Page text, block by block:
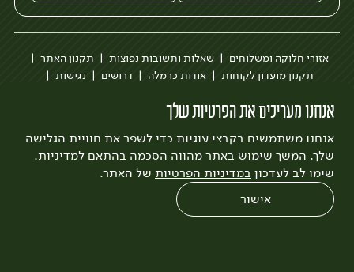
אנחנו מעריכים את הפרטיות שלך
אנחנו משתמשים בקבצי עוגיות כדי לשפר את חוויית הגלישה
שלך. המשך שימוש באתר מהווה הסכמה בהתאם למדיניות.
שימו לב לעדכון במדיניות הפרטיות של האתר.
אישור
אזורי חלוקה ומשלוחים שאלות ותשובות נפוצות
תקנון האתר
תקנון מועדון לקוחות
אודות כרמלה דרושים
נגישות
לצפייה בעדכון מדיניות פרטיות
עיצוב:3bears פיתוח:Quatro